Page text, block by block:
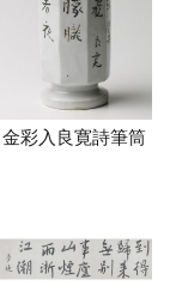
金彩入良寛詩筆筒